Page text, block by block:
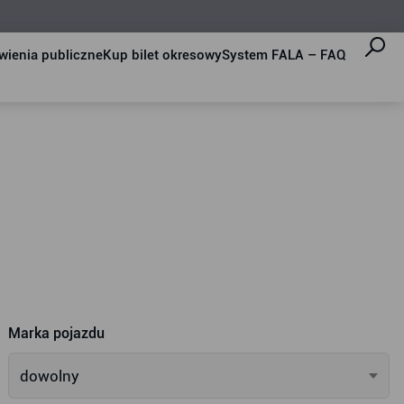
publiczneKup bilet okresowySystem FALA – FAQ
Marka pojazdu
dowolny